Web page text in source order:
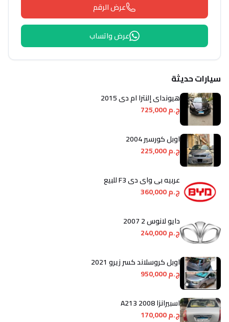
عرض الرقم
عرض واتساب
سيارات حديثة
هيونداي إلنترا ام دى 2015
ج.م 725,000
اوبل كورسير 2004
ج.م 225,000
عربيه بى واى دى F3 للبيع
ج.م 360,000
دايو لانوس 2 2007
ج.م 240,000
اوبل كروسلاند كسر زيرو 2021
ج.م 950,000
اسبيرانزا A213 2008
ج.م 170,000